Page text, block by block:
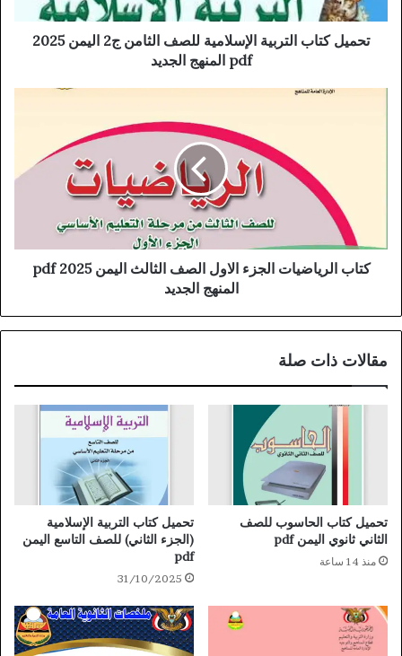
تحميل كتاب التربية الإسلامية للصف الثامن ج2 اليمن 2025
pdf المنهج الجديد
كتاب الرياضيات الجزء الاول الصف الثالث اليمن 2025 pdf
المنهج الجديد
مقالات ذات صلة
تحميل كتاب الحاسوب للصف
الثاني ثانوي اليمن pdf
منذ 14 ساعة
تحميل كتاب التربية الإسلامية
(الجزء الثاني) للصف التاسع اليمن
pdf
31/10/2025